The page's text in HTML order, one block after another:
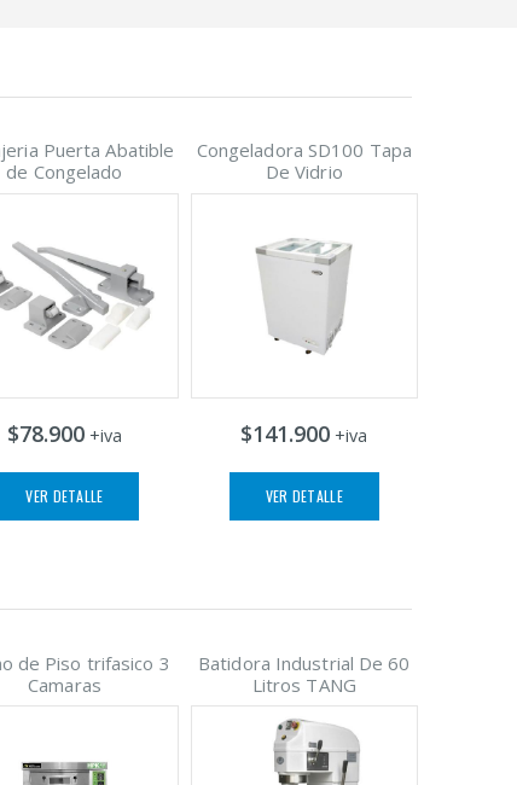
Puerta Abatible
de Congelado
$78.900+iva
VER DETALLE
Congeladora SD100 Tapa
De Vidrio
$141.900 +iva
VER DETALLE
de Piso trifasico 3
Camaras
Batidora Industrial De 60
Litros TANG